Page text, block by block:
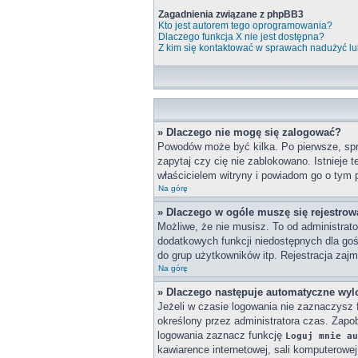
Zagadnienia związane z phpBB3
Kto jest autorem tego oprogramowania?
Dlaczego funkcja X nie jest dostępna?
Z kim się kontaktować w sprawach nadużyć
» Dlaczego nie mogę się zalogować?
Powodów może być kilka. Po pierwsze,
zapytaj czy cię nie zablokowano. Istnieje
właścicielem witryny i powiadom go o tym
Na górę
» Dlaczego w ogóle muszę się
Możliwe, że nie musisz. To od
dodatkowych funkcji niedostępnych dla
do grup użytkowników itp. Rejestracja
Na górę
» Dlaczego następuje automatyczne
Jeżeli w czasie logowania nie
określony przez administratora czas.
logowania zaznacz funkcję Loguj mnie
kawiarence internetowej, sali